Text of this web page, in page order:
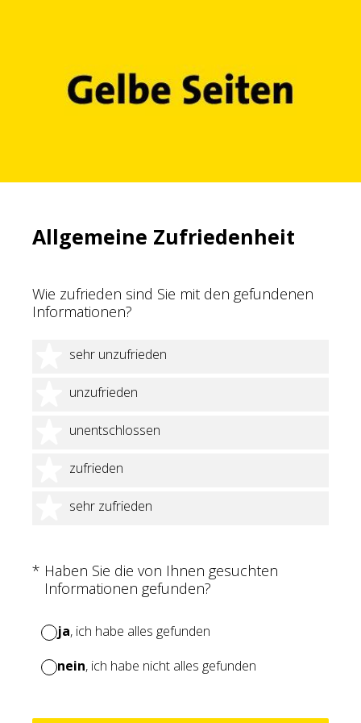
Allgemeine Zufriedenheit
Wie zufrieden sind Sie mit den gefundenen
Informationen?
sehr unzufrieden
1 Stern
unzufrieden
2 Sterne
unentschlossen
3 Sterne
zufrieden
4 Sterne
sehr zufrieden
5 Sterne
* Haben Sie die von Ihnen gesuchten
Informationen gefunden?
(Erforderlich.)
ja, ich habe alles gefunden
nein, ich habe nicht alles gefunden